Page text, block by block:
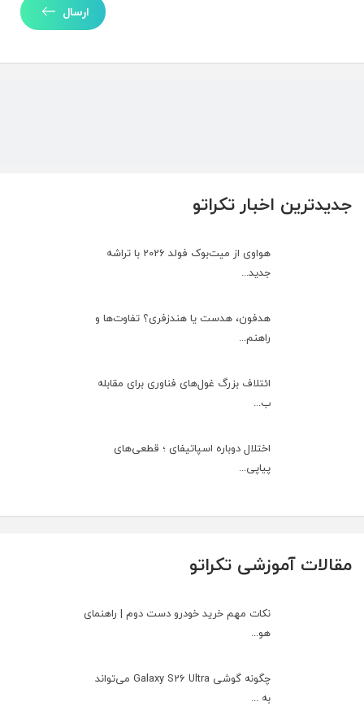
جدیدترین اخبار تکراتو
هواوی از میت‌بوک فولد 2026 با تراشه
جدید...
هدفون، هدست یا هندزفری؟ تفاوت‌ها و
راهنم...
ائتلاف بزرگ غول‌های فناوری برای مقابله
ب...
اختلال دوباره اسپاتیفای ؛ قطعی‌های
پیاپی...
ارسال
مقالات آموزشی تکراتو
نکات مهم خرید خودرو دست دوم | راهنمای
هو...
چگونه گوشی Galaxy S26 Ultra می‌تواند
به ...